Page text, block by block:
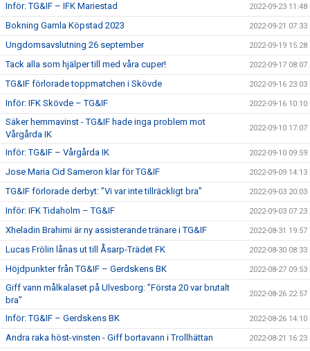
Inför: TG&IF – IFK Mariestad 2022-09-23 11:48
Bokning Gamla Köpstad 2023 2022-09-21 07:33
Ungdomsavslutning 26 september 2022-09-19 15:28
Tack alla som hjälper till med våra cuper! 2022-09-17 08:07
TG&IF förlorade toppmatchen i Skövde 2022-09-16 23:03
Inför: IFK Skövde – TG&IF 2022-09-16 10:10
Säker hemmavinst - TG&IF hade inga problem mot
Vårgårda IK
2022-09-10 17:07
Inför: TG&IF – Vårgårda IK 2022-09-10 09:59
Jose Maria Cid Sameron klar för TG&IF 2022-09-09 14:13
TG&IF förlorade derbyt: ”Vi var inte tillräckligt bra” 2022-09-03 20:03
Inför: IFK Tidaholm – TG&IF 2022-09-03 07:23
Xheladin Brahimi är ny assisterande tränare i TG&IF 2022-08-31 19:57
Lucas Frölin lånas ut till Åsarp-Trädet FK 2022-08-30 08:33
Höjdpunkter från TG&IF – Gerdskens BK 2022-08-27 09:53
Giff vann målkalaset på Ulvesborg: ”Första 20 var brutalt
bra”
2022-08-26 22:57
Inför: TG&IF – Gerdskens BK 2022-08-26 14:10
Andra raka höst-vinsten - Giff bortavann i Trollhättan 2022-08-21 16:23